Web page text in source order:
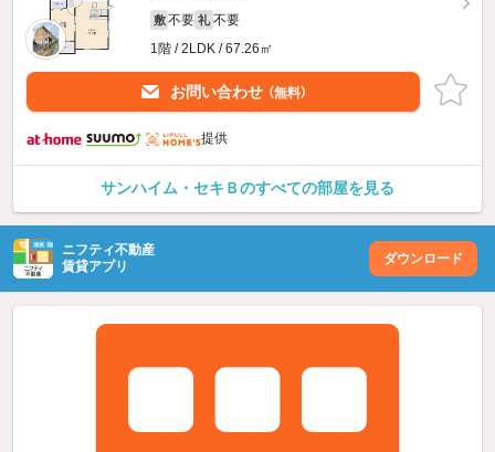
敷 不要 礼 不要
1階 / 2LDK / 67.26㎡
お問い合わせ （無料）
提供
サンハイム・セキＢのすべての部屋を見る
ニフティ不動産
賃貸アプリ
ダウンロード